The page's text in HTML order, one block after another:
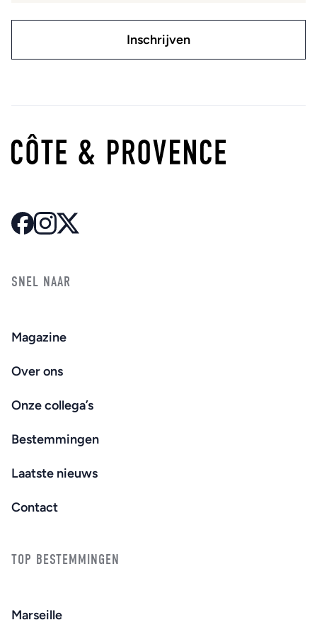
SNEL NAAR
Magazine
Over ons
Onze collega’s
Bestemmingen
Laatste nieuws
Contact
TOP BESTEMMINGEN
Marseille